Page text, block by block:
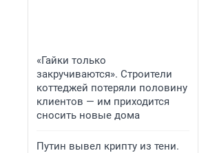
«Гайки только
закручиваются». Строители
коттеджей потеряли половину
клиентов — им приходится
сносить новые дома
Путин вывел крипту из тени.